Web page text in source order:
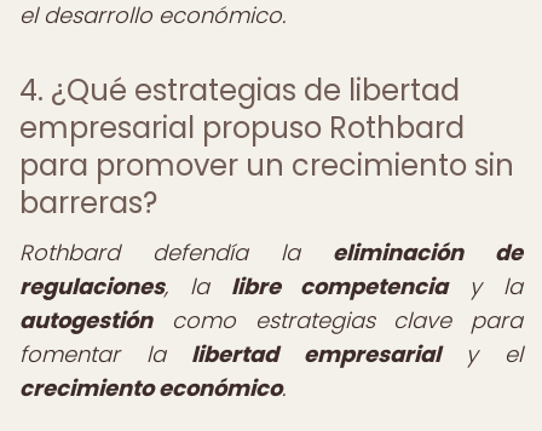
el desarrollo económico.
4. ¿Qué estrategias de libertad
empresarial propuso Rothbard
para promover un crecimiento sin
barreras?
Rothbard defendía la eliminación de
regulaciones, la libre competenciay la
autogestióncomo estrategias clave para
fomentar la libertad empresarialy el
crecimiento económico.